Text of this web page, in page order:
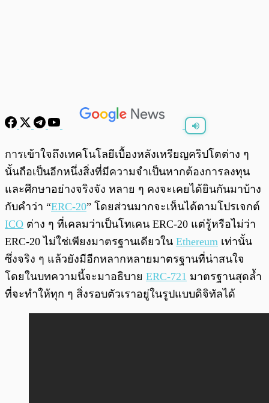
พร้อมเล่น 0:00 /0:00
การเข้าใจถึงเทคโนโลยีเบื้องหลังเหรียญคริปโตต่าง ๆ
นั้นถือเป็นอีกหนึ่งสิ่งที่มีความจำเป็นหากต้องการลงทุน
และศึกษาอย่างจริงจัง หลาย ๆ คงจะเคยได้ยินกันมาบ้าง
กับคำว่า “ERC-20” โดยส่วนมากจะเห็นได้ตามโปรเจกต์
ICO ต่าง ๆ ที่เคลมว่าเป็นโทเคน ERC-20 แต่รู้หรือไม่ว่า
ERC-20 ไม่ใช่เพียงมาตรฐานเดียวใน Ethereum เท่านั้น
ซึ่งจริง ๆ แล้วยังมีอีกหลากหลายมาตรฐานที่น่าสนใจ
โดยในบทความนี้จะมาอธิบาย ERC-721 มาตรฐานสุดล้ำ
ที่จะทำให้ทุก ๆ สิ่งรอบตัวเราอยู่ในรูปแบบดิจิทัลได้